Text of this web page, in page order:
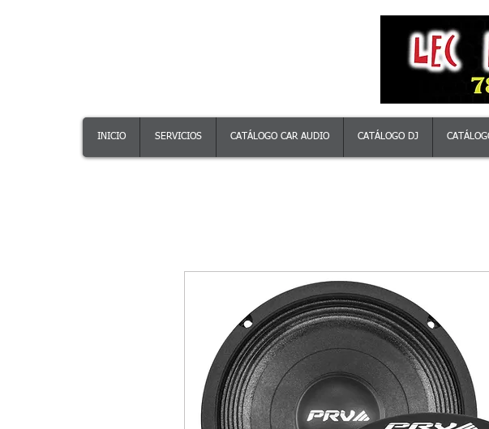
INICIO SERVICIOS CATÁLOGO CAR AUDIO CATÁLOGO DJ